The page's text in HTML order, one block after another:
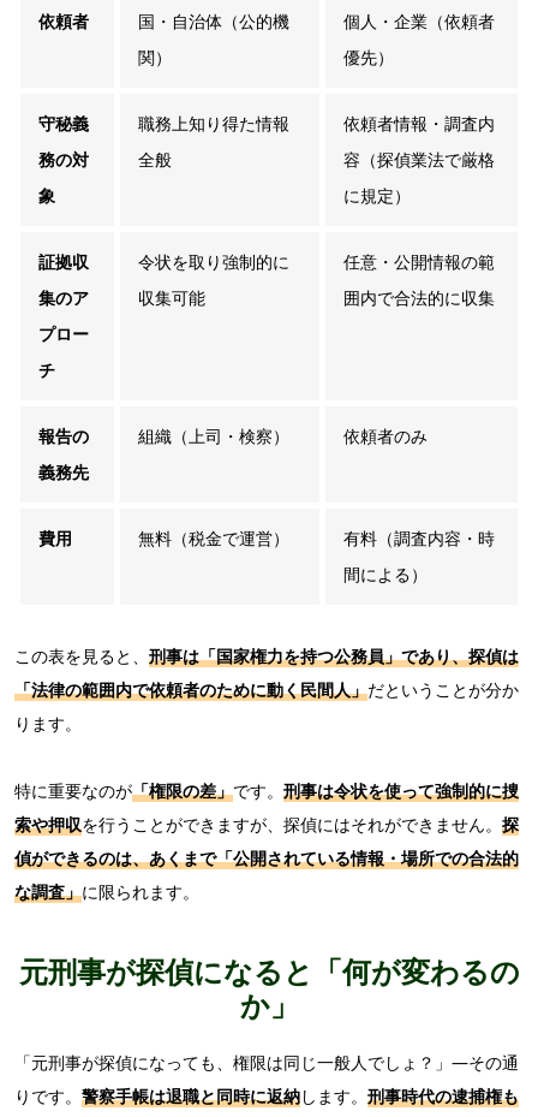
依頼者
国・自治体（公的機
関）
個人・企業（依頼者
優先）
守秘義
務の対
象
職務上知り得た情報
全般
依頼者情報・調査内
容（探偵業法で厳格
に規定）
証拠収
集のア
プロー
チ
令状を取り強制的に
収集可能
任意・公開情報の範
囲内で合法的に収集
報告の
義務先
組織（上司・検察） 依頼者のみ
費用 無料（税金で運営）
有料（調査内容・時
間による）
この表を見ると、 刑事は「国家権力を持つ公務員」であり、探偵は
「法律の範囲内で依頼者のために動く民間人」だということが分か
ります。
特に重要なのが「権限の差」です。 刑事は令状を使って強制的に捜
索や押収を行うことができますが、探偵にはそれができません。 探
偵ができるのは、あくまで「公開されている情報・場所での合法的
な調査」に限られます。
元刑事が探偵になると「何が変わるの
か」
「元刑事が探偵になっても、権限は同じ一般人でしょ？」—その通
りです。 警察手帳は退職と同時に返納します。 刑事時代の逮捕権も